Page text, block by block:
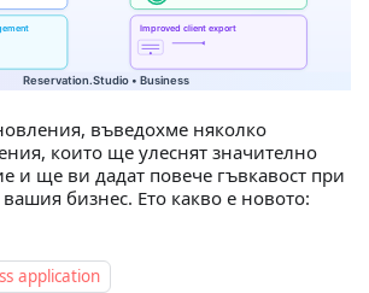
въведохме няколко
които ще улеснят значително
и ще ви дадат повече гъвкавост при
бизнес. Ето какво е новото:
application